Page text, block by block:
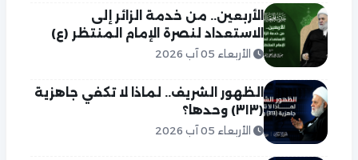
الأربعين.. من خدمة الزائر إلى
الاستعداد لنصرة الإمام المنتظر (ع)
الأربعاء 05 آب 2026
الظهور الشريف.. لماذا لا تكفي جاهزية
(٣١٣) وحدها؟
الأربعاء 05 آب 2026